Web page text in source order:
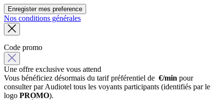
Enregister mes preference
Nos conditions générales
Code promo
Une offre exclusive vous attend
Vous bénéficiez désormais du tarif préférentiel de €/min pour
consulter par Audiotel tous les voyants participants (identifiés par le
logo PROMO).